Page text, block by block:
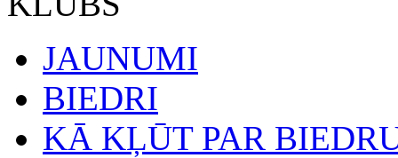
JAUNUMI
BIEDRI
KĀ KĻŪT PAR